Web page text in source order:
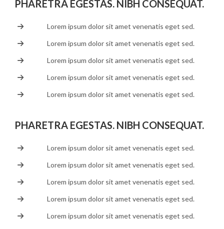
PHARETRA EGESTAS. NIBH CONSEQUAT.
Lorem ipsum dolor sit amet venenatis eget sed.
Lorem ipsum dolor sit amet venenatis eget sed.
Lorem ipsum dolor sit amet venenatis eget sed.
Lorem ipsum dolor sit amet venenatis eget sed.
Lorem ipsum dolor sit amet venenatis eget sed.
PHARETRA EGESTAS. NIBH CONSEQUAT.
Lorem ipsum dolor sit amet venenatis eget sed.
Lorem ipsum dolor sit amet venenatis eget sed.
Lorem ipsum dolor sit amet venenatis eget sed.
Lorem ipsum dolor sit amet venenatis eget sed.
Lorem ipsum dolor sit amet venenatis eget sed.